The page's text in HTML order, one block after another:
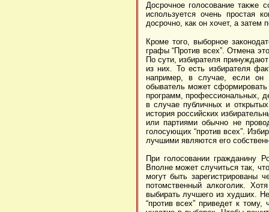
Досрочное голосование также
используется очень простая
досрочно, как он хочет, а затем
Кроме того, выборное
графы “Против всех”. Отмена
По сути, избирателя
из них. То есть избирателя
например, в случае, если он
обыватель может
программ, профессиональных,
в случае публичных и
история российских
или партиями обычно не
голосующих “против всех”.
лучшими являются его
При голосовании гражданину
Вполне может случиться так,
могут быть зарегистрированы
потомственный алкоголик.
выбирать лучшего из худших.
“против всех” приведет к